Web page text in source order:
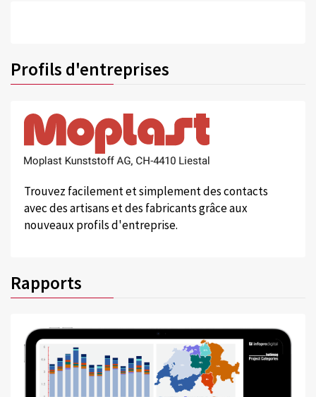
Profils d'entreprises
Trouvez facilement et simplement des contacts
avec des artisans et des fabricants grâce aux
nouveaux profils d'entreprise.
Rapports